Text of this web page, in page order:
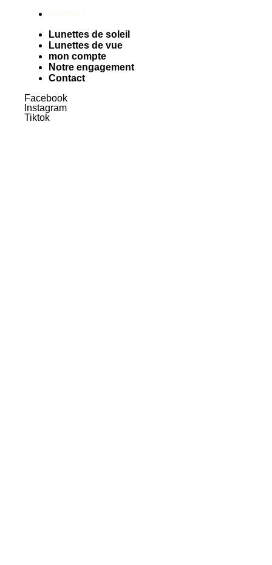
Lunettes de soleil
Lunettes de vue
mon compte
Notre engagement
Contact
Facebook
Instagram
Tiktok